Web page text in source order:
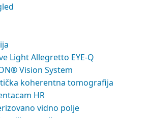
Light Allegretto EYE-Q
Vision System
koherentna tomografija
HR
vidno polje